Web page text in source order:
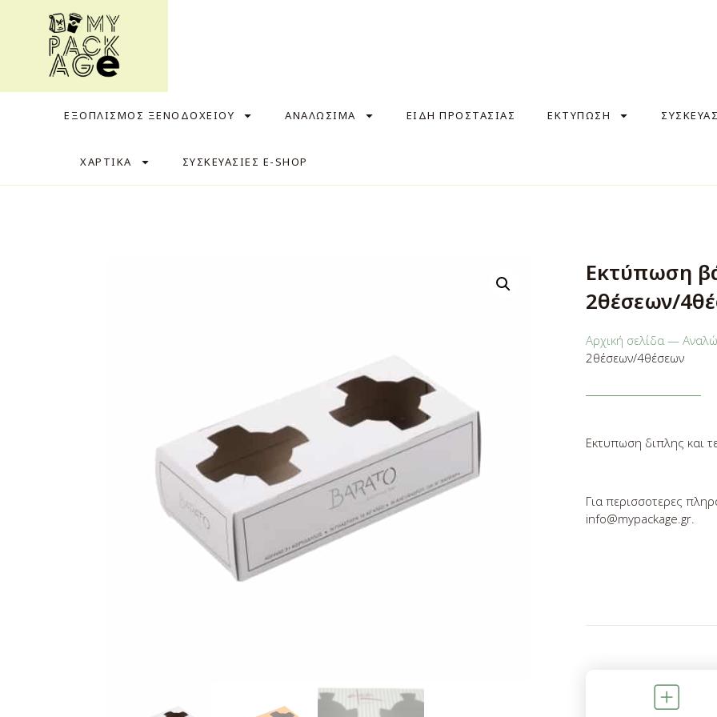
ΕΞΟΠΛΙΣΜΟΣ ΞΕΝΟΔΟΧΕΙΟΥ ΑΝΑΛΩΣΙΜΑ ΕΙΔΗ ΠΡΟΣΤΑΣΙΑΣ ΕΚΤΥΠΩΣΗ
ΧΑΡΤΙΚΑ ΣΥΣΚΕΥΑΣΙΕΣ E-SHOP
Εκτύπωση
2θέσεων/
Αρχική σελίδα —
2θέσεων/4θέσεων
Εκτυπωση διπλης και
Για περισσοτερες
info@mypackage.gr.
ΕΠΙΣΚΟΠΗΣΗ ΑΠΟΡΡΗΤΟΥ
Επισκόπηση